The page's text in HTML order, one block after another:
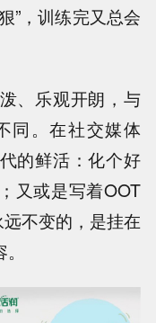
”，训练完又总会
、乐观开朗，与
同。在社交媒体
的鲜活：化个好
又或是写着OOT
不变的，是挂在